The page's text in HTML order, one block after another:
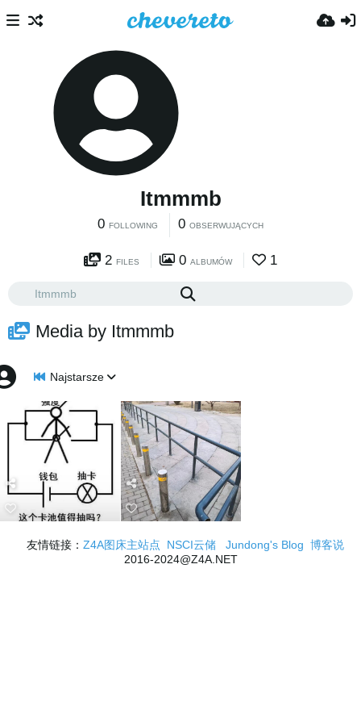
Itmmmb
0 FOLLOWING 0 OBSERWUJĄCYCH
2 FILES 0 ALBUMÓW 1
Media by Itmmmb
Najstarsze
友情链接： Z4A图床主站点 NSCI云储 Jundong's Blog 博客说
2016-2024@Z4A.NET